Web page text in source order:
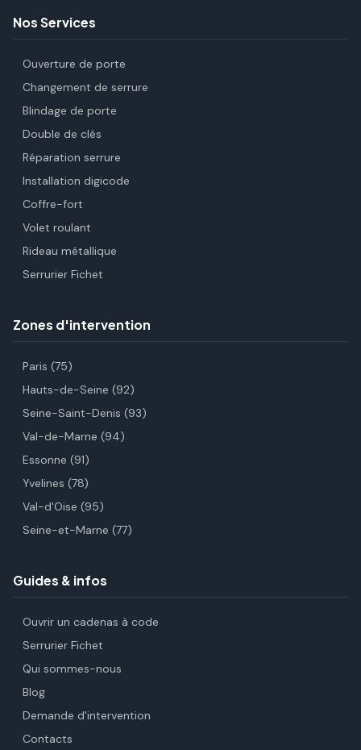
Nos Services
Ouverture de porte
Changement de serrure
Blindage de porte
Double de clés
Réparation serrure
Installation digicode
Coffre-fort
Volet roulant
Rideau métallique
Serrurier Fichet
Zones d'intervention
Paris (75)
Hauts-de-Seine (92)
Seine-Saint-Denis (93)
Val-de-Marne (94)
Essonne (91)
Yvelines (78)
Val-d'Oise (95)
Seine-et-Marne (77)
Guides & infos
Ouvrir un cadenas à code
Serrurier Fichet
Qui sommes-nous
Blog
Demande d'intervention
Contacts